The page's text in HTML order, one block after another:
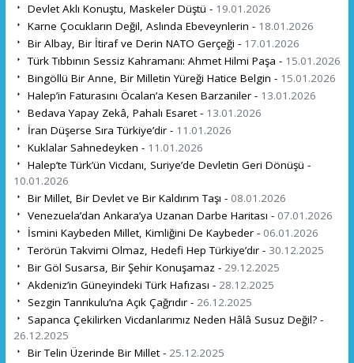
Devlet Aklı Konuştu, Maskeler Düştü - 19.01.2026
Karne Çocukların Değil, Aslında Ebeveynlerin - 18.01.2026
Bir Albay, Bir İtiraf ve Derin NATO Gerçeği - 17.01.2026
Türk Tıbbının Sessiz Kahramanı: Ahmet Hilmi Paşa - 15.01.2026
Bingöllü Bir Anne, Bir Milletin Yüreği Hatice Belgin - 15.01.2026
Halep’in Faturasını Öcalan’a Kesen Barzaniler - 13.01.2026
Bedava Yapay Zekâ, Pahalı Esaret - 13.01.2026
İran Düşerse Sıra Türkiye’dir - 11.01.2026
Kuklalar Sahnedeyken - 11.01.2026
Halep’te Türk’ün Vicdanı, Suriye’de Devletin Geri Dönüşü -
10.01.2026
Bir Millet, Bir Devlet ve Bir Kaldırım Taşı - 08.01.2026
Venezuela’dan Ankara’ya Uzanan Darbe Haritası - 07.01.2026
İsmini Kaybeden Millet, Kimliğini De Kaybeder - 06.01.2026
Terörün Takvimi Olmaz, Hedefi Hep Türkiye’dır - 30.12.2025
Bir Göl Susarsa, Bir Şehir Konuşamaz - 29.12.2025
Akdeniz’in Güneyindeki Türk Hafızası - 28.12.2025
Sezgin Tanrıkulu’na Açık Çağrıdır - 26.12.2025
Sapanca Çekilirken Vicdanlarımız Neden Hâlâ Susuz Değil? -
26.12.2025
Bir Telin Üzerinde Bir Millet - 25.12.2025